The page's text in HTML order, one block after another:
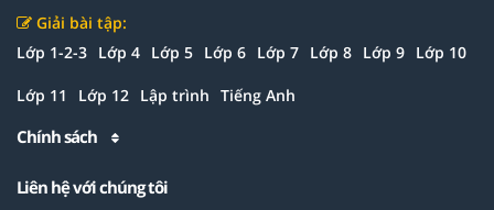
Giải bài tập:
Lớp 1-2-3 Lớp 4 Lớp 5 Lớp 6 Lớp 7 Lớp 8 Lớp 9 Lớp 10
Lớp 11 Lớp 12 Lập trình Tiếng Anh
Chính sách
Liên hệ với chúng tôi